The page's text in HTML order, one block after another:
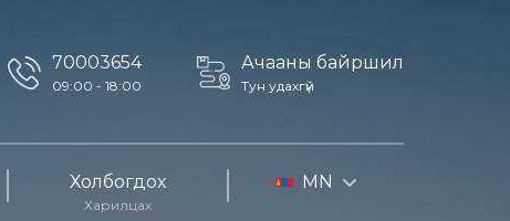
70003654
09:00 - 18:00
Ачааны байршил
Тун удахгүй
Холбогдох
Харилцах
MN